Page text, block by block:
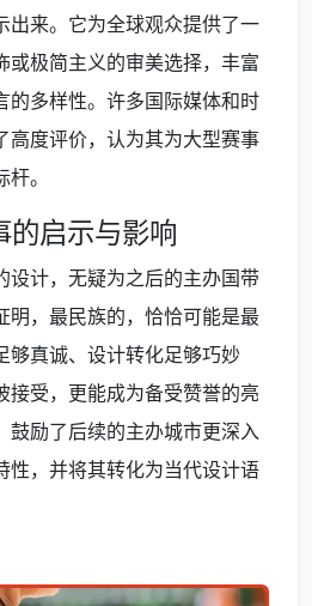
出来。它为全球观众提供了一
或极简主义的审美选择，丰富
的多样性。许多国际媒体和时
高度评价，认为其为大型赛事
。
的启示与影响
设计，无疑为之后的主办国带
明，最民族的，恰恰可能是最
够真诚、设计转化足够巧妙
接受，更能成为备受赞誉的亮
鼓励了后续的主办城市更深入
性，并将其转化为当代设计语